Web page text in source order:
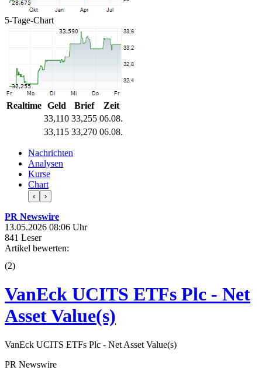
5-Tage-Chart
Realtime Geld Brief
Zeit
33,110 33,255 06.08.
33,115 33,270 06.08.
Nachrichten
Analysen
Kurse
Chart
‹ ›
PR Newswire
13.05.2026 08:06 Uhr
841 Leser
Artikel bewerten:
(2)
VanEck UCITS ETFs Plc - Net
Asset Value(s)
VanEck UCITS ETFs Plc - Net Asset Value(s)
PR Newswire